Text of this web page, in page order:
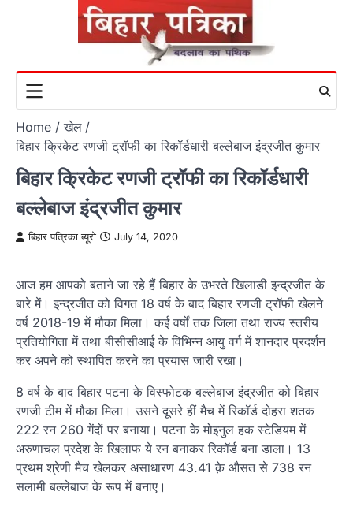
Home
खेल
बिहार क्रिकेट रणजी ट्रॉफी का रिकॉर्डधारी बल्लेबाज इंद्रजीत कुमार
बिहार क्रिकेट रणजी ट्रॉफी का रिकॉर्डधारी
बल्लेबाज इंद्रजीत कुमार
बिहार पत्रिका ब्यूरो July 14, 2020
आज हम आपको बताने जा रहे हैं बिहार के उभरते खिलाडी इन्द्रजीत के
बारे में। इन्द्रजीत को विगत 18 वर्ष के बाद बिहार रणजी ट्रॉफी खेलने
वर्ष 2018-19 में मौका मिला। कई वर्षों तक जिला तथा राज्य स्तरीय
प्रतियोगिता में तथा बीसीसीआई के विभिन्न आयु वर्ग में शानदार प्रदर्शन
कर अपने को स्थापित करने का प्रयास जारी रखा।
8 वर्ष के बाद बिहार पटना के विस्फोटक बल्लेबाज इंद्रजीत को बिहार
रणजी टीम में मौका मिला। उसने दूसरे हीं मैच में रिकॉर्ड दोहरा शतक
222 रन 260 गेंदों पर बनाया। पटना के मोइनुल हक स्टेडियम में
अरुणाचल प्रदेश के खिलाफ ये रन बनाकर रिकॉर्ड बना डाला। 13
प्रथम श्रेणी मैच खेलकर असाधारण 43.41 क़े औसत से 738 रन
सलामी बल्लेबाज के रूप में बनाए।